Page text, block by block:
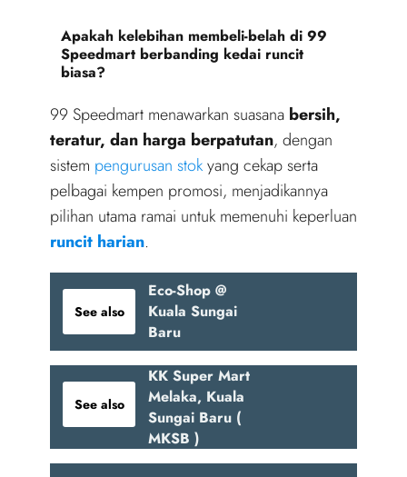
Apakah kelebihan membeli-belah di 99
Speedmart berbanding kedai runcit
biasa?
99 Speedmart menawarkan suasana bersih,
teratur, dan harga berpatutan, dengan
sistem pengurusan stokyang cekap serta
pelbagai kempen promosi, menjadikannya
pilihan utama ramai untuk memenuhi keperluan
runcit harian.
See also
Eco-Shop @
Kuala Sungai
Baru
See also
KK Super Mart
Melaka, Kuala
Sungai Baru (
MKSB )